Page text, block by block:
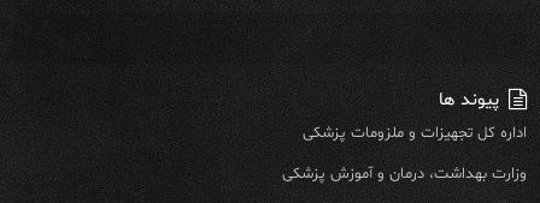
پیوند ها
اداره کل تجهیزات و ملزومات پزشکی
وزارت بهداشت، درمان و آموزش پزشکی